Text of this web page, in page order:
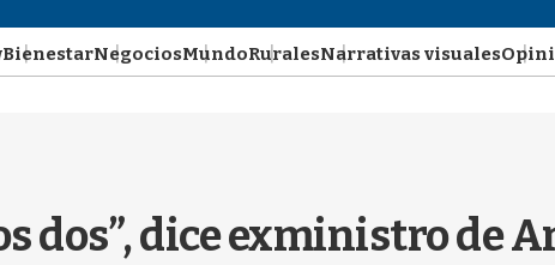
BienestarNegociosMundoRuralesNarrativas visuales
dos”, dice exministro de